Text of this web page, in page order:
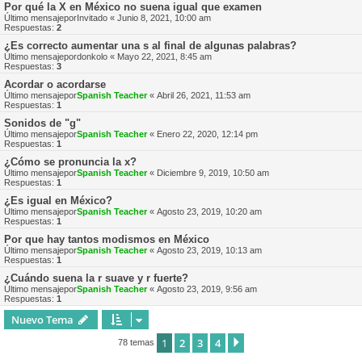
Por qué la X en México no suena igual que examen
Último mensajeporInvitado « Junio 8, 2021, 10:00 am
Respuestas: 2
¿Es correcto aumentar una s al final de algunas palabras?
Último mensajepordonkolo « Mayo 22, 2021, 8:45 am
Respuestas: 3
Acordar o acordarse
Último mensajeporSpanish Teacher« Abril 26, 2021, 11:53 am
Respuestas: 1
Sonidos de "g"
Último mensajeporSpanish Teacher« Enero 22, 2020, 12:14 pm
Respuestas: 1
¿Cómo se pronuncia la x?
Último mensajeporSpanish Teacher« Diciembre 9, 2019, 10:50 am
Respuestas: 1
¿Es igual en México?
Último mensajeporSpanish Teacher« Agosto 23, 2019, 10:20 am
Respuestas: 1
Por que hay tantos modismos en México
Último mensajeporSpanish Teacher« Agosto 23, 2019, 10:13 am
Respuestas: 1
¿Cuándo suena la r suave y r fuerte?
Último mensajeporSpanish Teacher« Agosto 23, 2019, 9:56 am
Respuestas: 1
Nuevo Tema
78 temas 1 2 3 4